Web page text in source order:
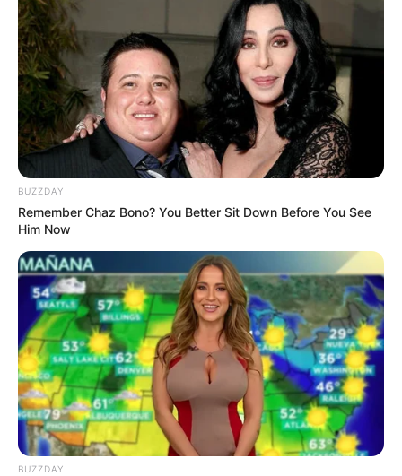
Pfizer's Billion-Dollar Nightmare: Men Ditching Viagra
For This 87¢ Aisle 7 Blue Pill
FRIDAY PLANS
Polar Bear Approaches Fishermen - Watch
BUZZDAY
BUZZDAY
Remember Chaz Bono? You Better Sit Down Before You See
Him Now
BUZZDAY